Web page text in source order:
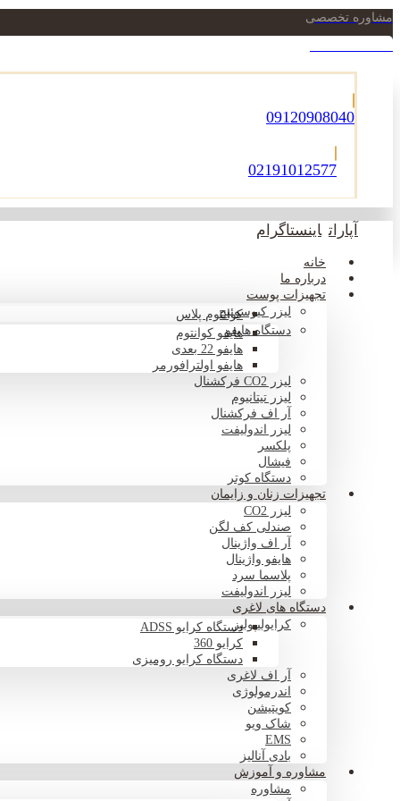
مشاوره تخصصی
09120908040
02191012577
آپارات اینستاگرام
خانه
درباره ما
تجهیزات پوست
لیزر کیوسوئیچکوانتوم پلاس
دستگاه هایفوهایفو کوانتوم
هایفو 22 بعدی
هایفو اولترافورمر
لیزر CO2 فرکشنال
لیزر تیتانیوم
آر اف فرکشنال
لیزر اندولیفت
پلکسر
فیشال
دستگاه کوتر
تجهیزات زنان و زایمان
لیزر CO2
صندلی کف لگن
آر اف واژینال
هایفو واژینال
پلاسما سرد
لیزر اندولیفت
دستگاه های لاغری
کرایولیپولیزدستگاه کرایو ADSS
کرایو 360
دستگاه کرایو رومیزی
آر اف لاغری
اندرمولوژی
کویتیشن
شاک ویو
EMS
بادی آنالیز
مشاوره و آموزش
مشاوره